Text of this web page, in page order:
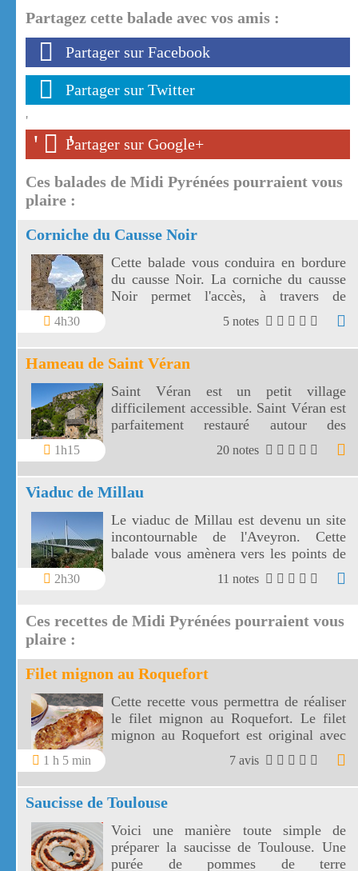
Partagez cette balade avec vos amis :
Partager sur Facebook
Partager sur Twitter
'
' '
Partager sur Google+
Ces balades de Midi Pyrénées pourraient vous
plaire :
Corniche du Causse Noir
4h30
Cette balade vous conduira en bordure
du causse Noir. La corniche du causse
Noir permet l'accès, à travers de
somptueux paysages, à l'ermitage Saint
5 notes
Hameau de Saint Véran
1h15
Saint Véran est un petit village
difficilement accessible. Saint Véran est
parfaitement restauré autour des
vestiges de son château.
20 notes
Viaduc de Millau
2h30
Le viaduc de Millau est devenu un site
incontournable de l'Aveyron. Cette
balade vous amènera vers les points de
vue les plus proches du viaduc de
11 notes
Ces recettes de Midi Pyrénées pourraient vous
plaire :
Filet mignon au Roquefort
1 h 5 min
Cette recette vous permettra de réaliser
le filet mignon au Roquefort. Le filet
mignon au Roquefort est original avec
ce fromage renommé.
7 avis
Saucisse de Toulouse
Voici une manière toute simple de
préparer la saucisse de Toulouse. Une
purée de pommes de terre